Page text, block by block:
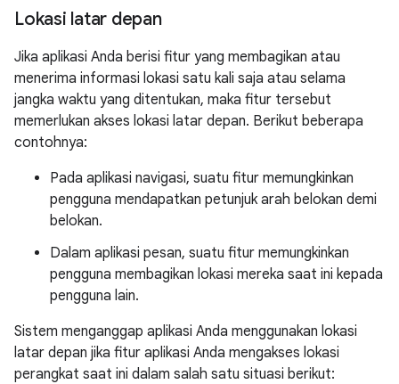
Lokasi latar depan
Jika aplikasi Anda berisi fitur yang membagikan atau
menerima informasi lokasi satu kali saja atau selama
jangka waktu yang ditentukan, maka fitur tersebut
memerlukan akses lokasi latar depan. Berikut beberapa
contohnya:
Pada aplikasi navigasi, suatu fitur memungkinkan
pengguna mendapatkan petunjuk arah belokan demi
belokan.
Dalam aplikasi pesan, suatu fitur memungkinkan
pengguna membagikan lokasi mereka saat ini kepada
pengguna lain.
Sistem menganggap aplikasi Anda menggunakan lokasi
latar depan jika fitur aplikasi Anda mengakses lokasi
perangkat saat ini dalam salah satu situasi berikut: